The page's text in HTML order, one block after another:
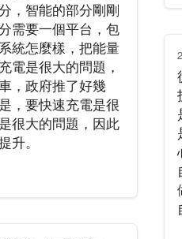
，智能的部分剛剛
需要一個平台，包
統怎麼樣，把能量
電是很大的問題，
，政府推了好幾
，要快速充電是很
很大的問題，因此
升。